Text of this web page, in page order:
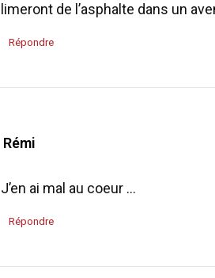
limeront de l’asphalte dans un
Répondre
Rémi
J’en ai mal au coeur …
Répondre